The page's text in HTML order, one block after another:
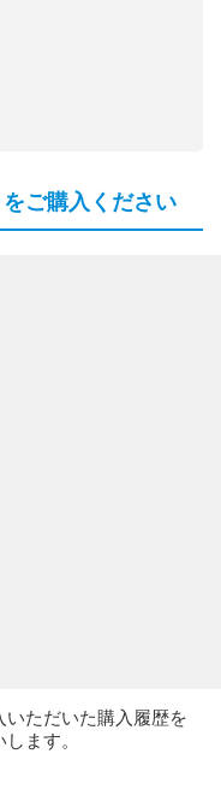
ご購入ください
ただいた購入履歴を
ます。